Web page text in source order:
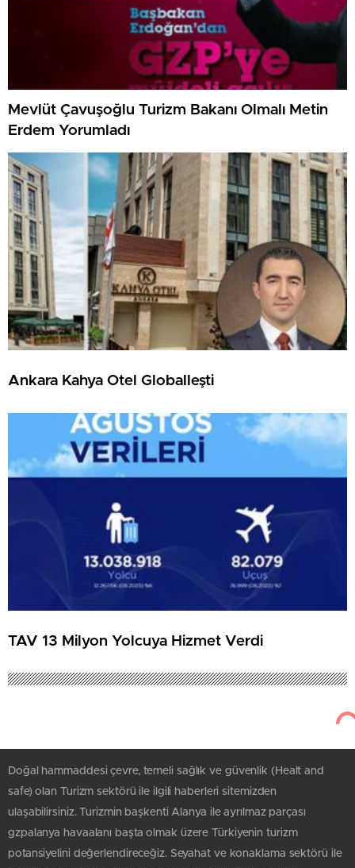
Mevlüt Çavuşoğlu Turizm Bakanı Olmalı Metin
Erdem Yorumladı
Ankara Kahya Otel Globalleşti
TAV 13 Milyon Yolcuya Hizmet Verdi
Doğal hammaddesi çevre, temeli sağlık ve güvenlik (Healt and
safe) olan Turizm sektörü ile ilgili haberleri sitemizden
ulaşabilirsiniz. Turizmin başkenti Alanya ile ayrılmaz parçası
gzpalanya havaalanı başta olmak üzere Türkiyenin turizm
potansiyelini değerlendireceğiz. Seyahat ve konaklama sektörü ile